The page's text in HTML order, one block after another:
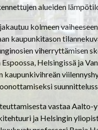
alueiden
kolmeen
kaupunkitason
viherryttämisen
Helsingissä ja
kaupunkivihreän
vastaa Aalto-
ja Helsingin